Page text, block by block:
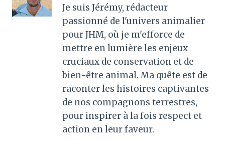
Je suis Jérémy, rédacteur
passionné de l'univers animalier
pour JHM, où je m'efforce de
mettre en lumière les enjeux
cruciaux de conservation et de
bien-être animal. Ma quête est de
raconter les histoires captivantes
de nos compagnons terrestres,
pour inspirer à la fois respect et
action en leur faveur.